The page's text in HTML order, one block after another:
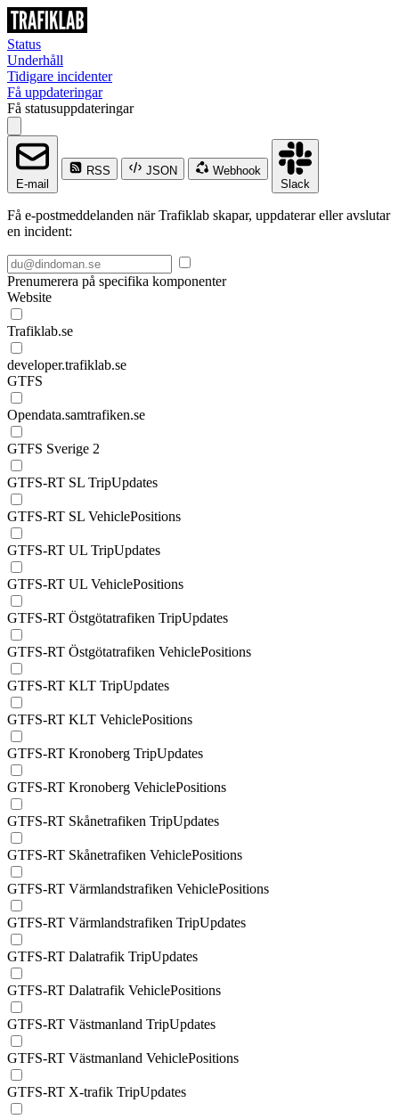
Status
Underhåll
Tidigare incidenter
Få uppdateringar
Få statusuppdateringar
E-mail
RSS JSON
Webhook
Slack
Få e-postmeddelanden när Trafiklab skapar, uppdaterar eller avslutar
en incident:
Prenumerera på specifika komponenter
Website
Trafiklab.se
developer.trafiklab.se
GTFS
Opendata.samtrafiken.se
GTFS Sverige 2
GTFS-RT SL TripUpdates
GTFS-RT SL VehiclePositions
GTFS-RT UL TripUpdates
GTFS-RT UL VehiclePositions
GTFS-RT Östgötatrafiken TripUpdates
GTFS-RT Östgötatrafiken VehiclePositions
GTFS-RT KLT TripUpdates
GTFS-RT KLT VehiclePositions
GTFS-RT Kronoberg TripUpdates
GTFS-RT Kronoberg VehiclePositions
GTFS-RT Skånetrafiken TripUpdates
GTFS-RT Skånetrafiken VehiclePositions
GTFS-RT Värmlandstrafiken VehiclePositions
GTFS-RT Värmlandstrafiken TripUpdates
GTFS-RT Dalatrafik TripUpdates
GTFS-RT Dalatrafik VehiclePositions
GTFS-RT Västmanland TripUpdates
GTFS-RT Västmanland VehiclePositions
GTFS-RT X-trafik TripUpdates